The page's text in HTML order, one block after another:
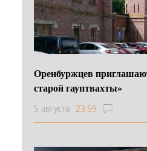
Оренбуржцев
старой гауптвахты»
5 августа 23:59